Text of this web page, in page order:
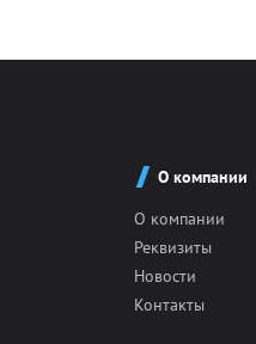
О компании
О компании
Реквизиты
Новости
Контакты